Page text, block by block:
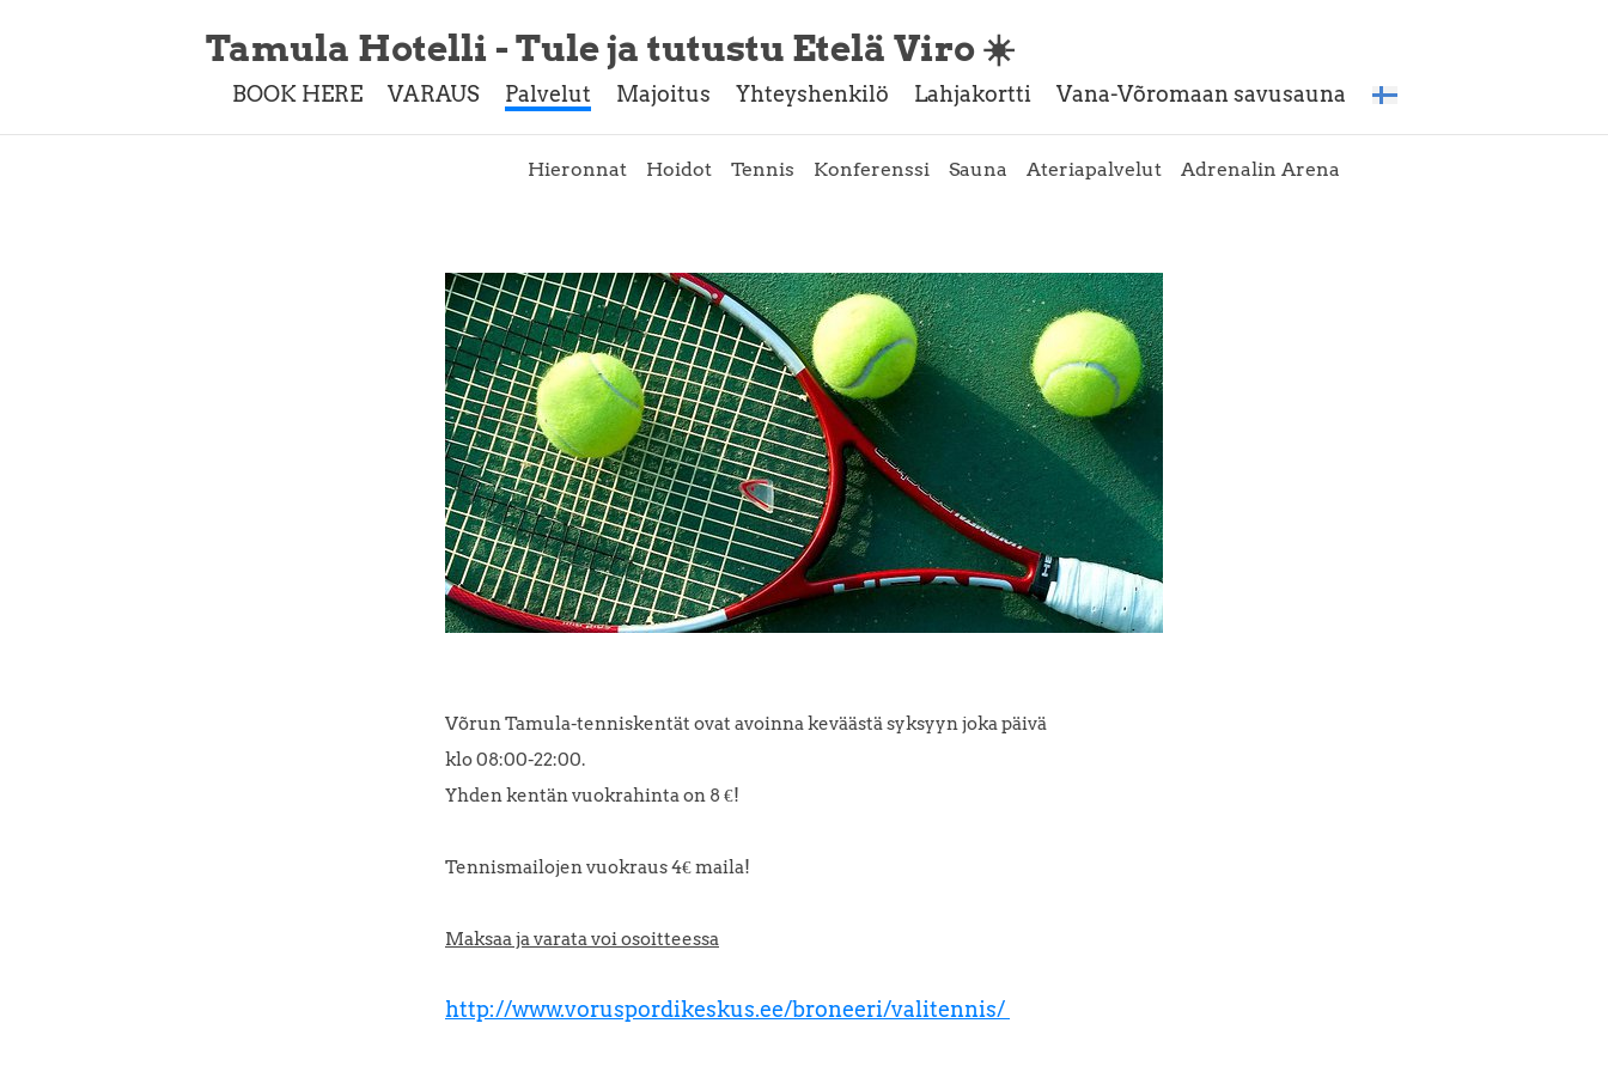
Tamula Hotelli - Tule ja tutustu Etelä Viro ☀️
BOOK HERE VARAUS Palvelut Majoitus Yhteyshenkilö Lahjakortti Vana-Võromaan savusauna
Hieronnat Hoidot Tennis Konferenssi Sauna Ateriapalvelut Adrenalin Arena
Võrun Tamula-tenniskentät ovat avoinna keväästä syksyyn joka päivä
klo 08:00-22:00.
Yhden kentän vuokrahinta on 8 €!
Tennismailojen vuokraus 4€ maila!
Maksaa ja varata voi osoitteessa
http://www.voruspordikeskus.ee/broneeri/valitennis/